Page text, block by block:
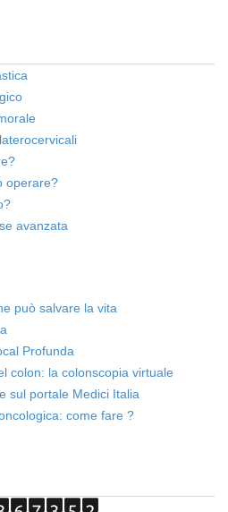
operare?
avanzata
può salvare la vita
Profunda
colon: la colonscopia virtuale
sul portale Medici Italia
come fare ?